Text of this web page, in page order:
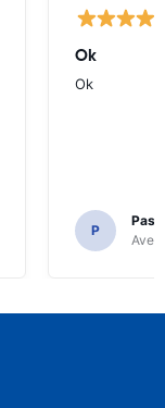
Ok
Ok
P
Avec